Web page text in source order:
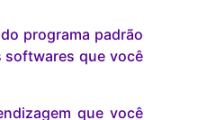
programa padrão
softwares que você
que você